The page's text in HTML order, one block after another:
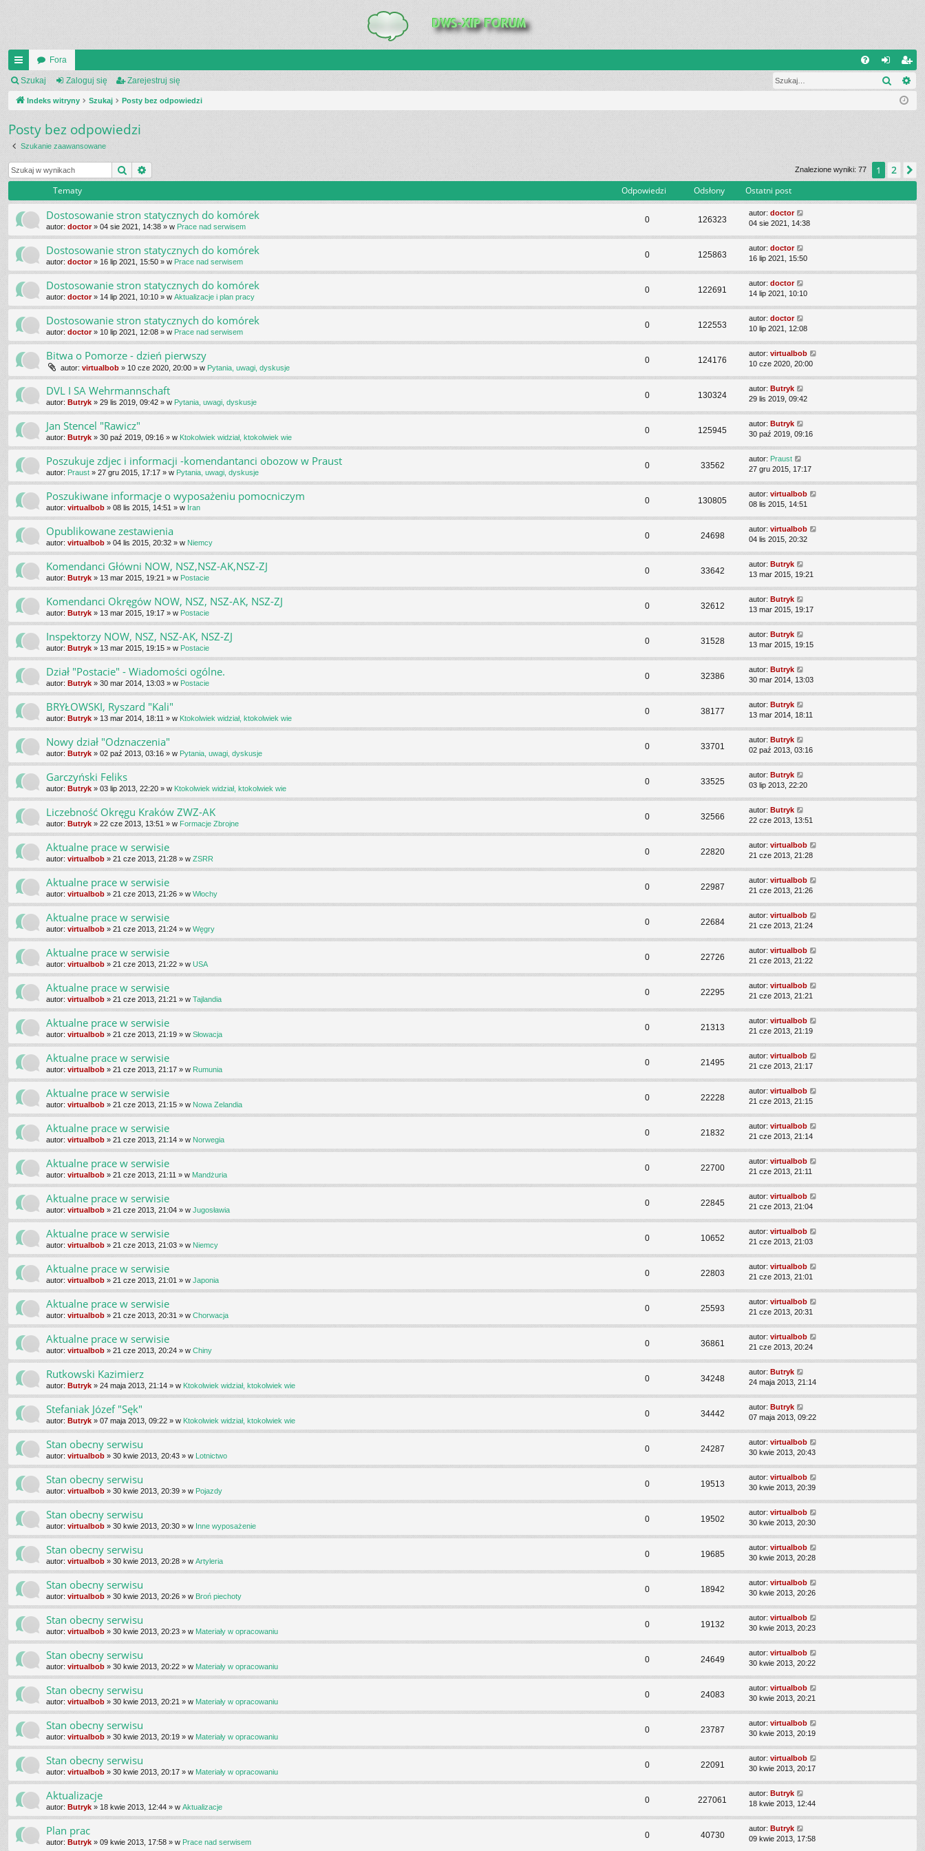
UI
C
_L
IN
K
S
Fora
al
ę
ar
ej
j
si
ę
Szukaj Zaloguj się Zarejestruj się Szukaj
Indeks witryny Szukaj Posty bez odpowiedzi
Posty bez odpowiedzi
Szukanie zaawansowane
Szukaj Znalezione wyniki: 77 1 2
Tematy Odpowiedzi Odsłony Ostatni post
Dostosowanie stron statycznych do komórek
autor: doctor» 04 sie 2021, 14:38 » w Prace nad serwisem
0 126323
autor: doctor
04 sie 2021, 14:38
Dostosowanie stron statycznych do komórek
autor: doctor» 16 lip 2021, 15:50 » w Prace nad serwisem
0 125863
autor: doctor
16 lip 2021, 15:50
Dostosowanie stron statycznych do komórek
autor: doctor» 14 lip 2021, 10:10 » w Aktualizacje i plan pracy
0 122691
autor: doctor
14 lip 2021, 10:10
Dostosowanie stron statycznych do komórek
autor: doctor» 10 lip 2021, 12:08 » w Prace nad serwisem
0 122553
autor: doctor
10 lip 2021, 12:08
Bitwa o Pomorze - dzień pierwszy
autor: virtualbob » 10 cze 2020, 20:00 » w Pytania, uwagi, dyskusje
0 124176
autor: virtualbob
10 cze 2020, 20:00
DVL I SA Wehrmannschaft
autor: Butryk » 29 lis 2019, 09:42 » w Pytania, uwagi, dyskusje
0 130324
autor: Butryk
29 lis 2019, 09:42
Jan Stencel "Rawicz"
autor: Butryk » 30 paź 2019, 09:16 » w Ktokolwiek widział, ktokolwiek wie
0 125945
autor: Butryk
30 paź 2019, 09:16
Poszukuje zdjec i informacji -komendantanci obozow w Praust
autor: Praust » 27 gru 2015, 17:17 » w Pytania, uwagi, dyskusje
0 33562
autor: Praust
27 gru 2015, 17:17
Poszukiwane informacje o wyposażeniu pomocniczym
autor: virtualbob » 08 lis 2015, 14:51 » w Iran
0 130805
autor: virtualbob
08 lis 2015, 14:51
Opublikowane zestawienia
autor: virtualbob » 04 lis 2015, 20:32 » w Niemcy
0 24698
autor: virtualbob
04 lis 2015, 20:32
Komendanci Główni NOW, NSZ,NSZ-AK,NSZ-ZJ
autor: Butryk » 13 mar 2015, 19:21 » w Postacie
0 33642
autor: Butryk
13 mar 2015, 19:21
Komendanci Okręgów NOW, NSZ, NSZ-AK, NSZ-ZJ
autor: Butryk » 13 mar 2015, 19:17 » w Postacie
0 32612
autor: Butryk
13 mar 2015, 19:17
Inspektorzy NOW, NSZ, NSZ-AK, NSZ-ZJ
autor: Butryk » 13 mar 2015, 19:15 » w Postacie
0 31528
autor: Butryk
13 mar 2015, 19:15
Dział "Postacie" - Wiadomości ogólne.
autor: Butryk » 30 mar 2014, 13:03 » w Postacie
0 32386
autor: Butryk
30 mar 2014, 13:03
BRYŁOWSKI, Ryszard "Kali"
autor: Butryk » 13 mar 2014, 18:11 » w Ktokolwiek widział, ktokolwiek wie
0 38177
autor: Butryk
13 mar 2014, 18:11
Nowy dział "Odznaczenia"
autor: Butryk » 02 paź 2013, 03:16 » w Pytania, uwagi, dyskusje
0 33701
autor: Butryk
02 paź 2013, 03:16
Garczyński Feliks
autor: Butryk » 03 lip 2013, 22:20 » w Ktokolwiek widział, ktokolwiek wie
0 33525
autor: Butryk
03 lip 2013, 22:20
Liczebność Okręgu Kraków ZWZ-AK
autor: Butryk » 22 cze 2013, 13:51 » w Formacje Zbrojne
0 32566
autor: Butryk
22 cze 2013, 13:51
Aktualne prace w serwisie
autor: virtualbob » 21 cze 2013, 21:28 » w ZSRR
0 22820
autor: virtualbob
21 cze 2013, 21:28
Aktualne prace w serwisie
autor: virtualbob » 21 cze 2013, 21:26 » w Włochy
0 22987
autor: virtualbob
21 cze 2013, 21:26
Aktualne prace w serwisie
autor: virtualbob » 21 cze 2013, 21:24 » w Węgry
0 22684
autor: virtualbob
21 cze 2013, 21:24
Aktualne prace w serwisie
autor: virtualbob » 21 cze 2013, 21:22 » w USA
0 22726
autor: virtualbob
21 cze 2013, 21:22
Aktualne prace w serwisie
autor: virtualbob » 21 cze 2013, 21:21 » w Tajlandia
0 22295
autor: virtualbob
21 cze 2013, 21:21
Aktualne prace w serwisie
autor: virtualbob » 21 cze 2013, 21:19 » w Słowacja
0 21313
autor: virtualbob
21 cze 2013, 21:19
Aktualne prace w serwisie
autor: virtualbob » 21 cze 2013, 21:17 » w Rumunia
0 21495
autor: virtualbob
21 cze 2013, 21:17
Aktualne prace w serwisie
autor: virtualbob » 21 cze 2013, 21:15 » w Nowa Zelandia
0 22228
autor: virtualbob
21 cze 2013, 21:15
Aktualne prace w serwisie
autor: virtualbob » 21 cze 2013, 21:14 » w Norwegia
0 21832
autor: virtualbob
21 cze 2013, 21:14
Aktualne prace w serwisie
autor: virtualbob » 21 cze 2013, 21:11 » w Mandżuria
0 22700
autor: virtualbob
21 cze 2013, 21:11
Aktualne prace w serwisie
autor: virtualbob » 21 cze 2013, 21:04 » w Jugosławia
0 22845
autor: virtualbob
21 cze 2013, 21:04
Aktualne prace w serwisie
autor: virtualbob » 21 cze 2013, 21:03 » w Niemcy
0 10652
autor: virtualbob
21 cze 2013, 21:03
Aktualne prace w serwisie
autor: virtualbob » 21 cze 2013, 21:01 » w Japonia
0 22803
autor: virtualbob
21 cze 2013, 21:01
Aktualne prace w serwisie
autor: virtualbob » 21 cze 2013, 20:31 » w Chorwacja
0 25593
autor: virtualbob
21 cze 2013, 20:31
Aktualne prace w serwisie
autor: virtualbob » 21 cze 2013, 20:24 » w Chiny
0 36861
autor: virtualbob
21 cze 2013, 20:24
Rutkowski Kazimierz
autor: Butryk » 24 maja 2013, 21:14 » w Ktokolwiek widział, ktokolwiek wie
0 34248
autor: Butryk
24 maja 2013, 21:14
Stefaniak Józef "Sęk"
autor: Butryk » 07 maja 2013, 09:22 » w Ktokolwiek widział, ktokolwiek wie
0 34442
autor: Butryk
07 maja 2013, 09:22
Stan obecny serwisu
autor: virtualbob » 30 kwie 2013, 20:43 » w Lotnictwo
0 24287
autor: virtualbob
30 kwie 2013, 20:43
Stan obecny serwisu
autor: virtualbob » 30 kwie 2013, 20:39 » w Pojazdy
0 19513
autor: virtualbob
30 kwie 2013, 20:39
Stan obecny serwisu
autor: virtualbob » 30 kwie 2013, 20:30 » w Inne wyposażenie
0 19502
autor: virtualbob
30 kwie 2013, 20:30
Stan obecny serwisu
autor: virtualbob » 30 kwie 2013, 20:28 » w Artyleria
0 19685
autor: virtualbob
30 kwie 2013, 20:28
Stan obecny serwisu
autor: virtualbob » 30 kwie 2013, 20:26 » w Broń piechoty
0 18942
autor: virtualbob
30 kwie 2013, 20:26
Stan obecny serwisu
autor: virtualbob » 30 kwie 2013, 20:23 » w Materiały w opracowaniu
0 19132
autor: virtualbob
30 kwie 2013, 20:23
Stan obecny serwisu
autor: virtualbob » 30 kwie 2013, 20:22 » w Materiały w opracowaniu
0 24649
autor: virtualbob
30 kwie 2013, 20:22
Stan obecny serwisu
autor: virtualbob » 30 kwie 2013, 20:21 » w Materiały w opracowaniu
0 24083
autor: virtualbob
30 kwie 2013, 20:21
Stan obecny serwisu
autor: virtualbob » 30 kwie 2013, 20:19 » w Materiały w opracowaniu
0 23787
autor: virtualbob
30 kwie 2013, 20:19
Stan obecny serwisu
autor: virtualbob » 30 kwie 2013, 20:17 » w Materiały w opracowaniu
0 22091
autor: virtualbob
30 kwie 2013, 20:17
Aktualizacje
autor: Butryk » 18 kwie 2013, 12:44 » w Aktualizacje
0 227061
autor: Butryk
18 kwie 2013, 12:44
Plan prac
autor: Butryk » 09 kwie 2013, 17:58 » w Prace nad serwisem
0 40730
autor: Butryk
09 kwie 2013, 17:58